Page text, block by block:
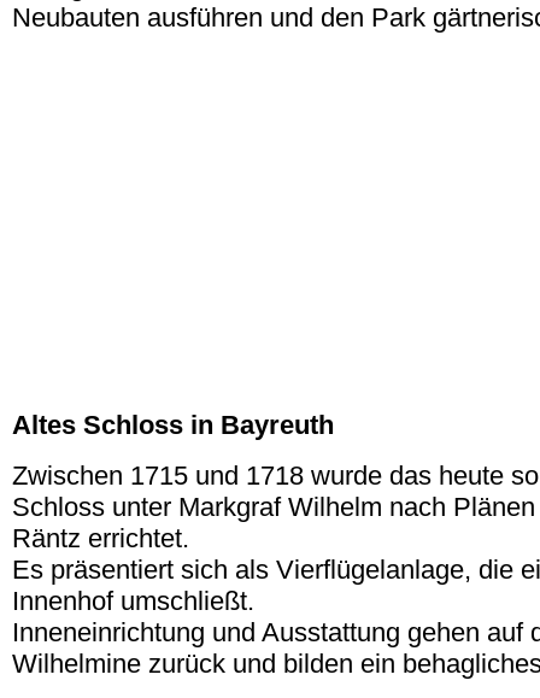
Neubauten ausführen und den Park
Altes Schloss in Bayreuth
Zwischen 1715 und 1718 wurde das heute
Schloss unter Markgraf Wilhelm nach
Räntz errichtet.
Es präsentiert sich als Vierflügelanlage, die
Innenhof umschließt.
Inneneinrichtung und Ausstattung gehen auf
Wilhelmine zurück und bilden ein